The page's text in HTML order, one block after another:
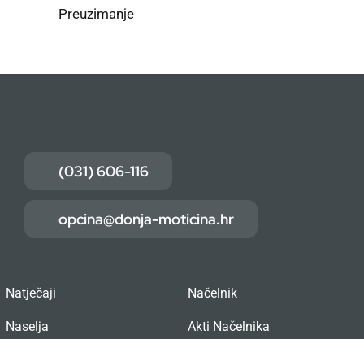
Preuzimanje
(031) 606-116
opcina@donja-moticina.hr
Natječaji
Naselja
Načelnik
Akti Načelnika